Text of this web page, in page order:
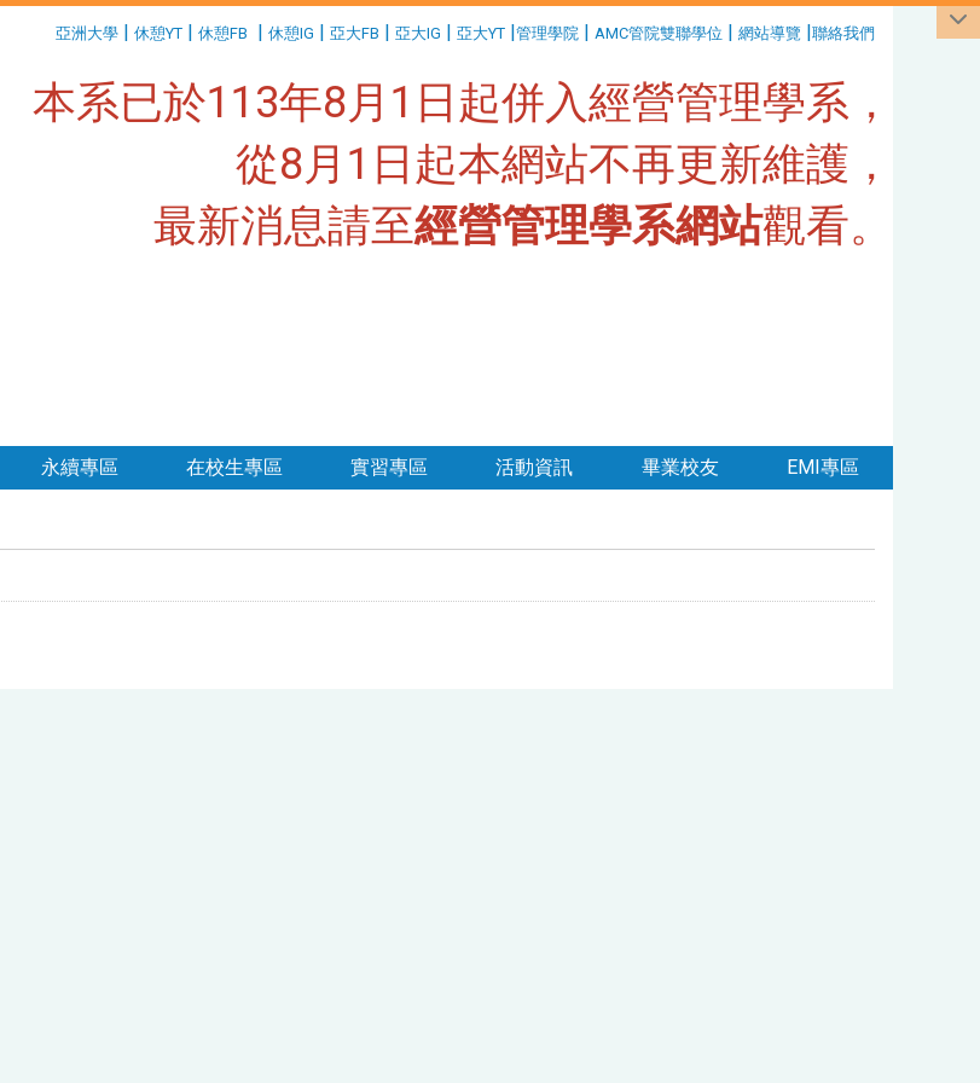
亞洲大學 | 休憩YT | 休憩FB | 休憩IG | 亞大FB | 亞大IG | 亞大YT |管理學院 | AMC管院雙聯學位 | 網站導覽 |聯絡我們
本系已於113年8月1日起併入經營管理學系，
從8月1日起本網站不再更新維護，
最新消息請至經營管理學系網站觀看。
永續專區 在校生專區 實習專區 活動資訊 畢業校友 EMI專區